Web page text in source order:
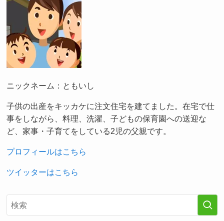
ニックネーム：ともいし
子供の出産をキッカケに注文住宅を建てました。在宅で仕
事をしながら、料理、洗濯、子どもの保育園への送迎な
ど、家事・子育てをしている2児の父親です。
プロフィールはこちら
ツイッターはこちら